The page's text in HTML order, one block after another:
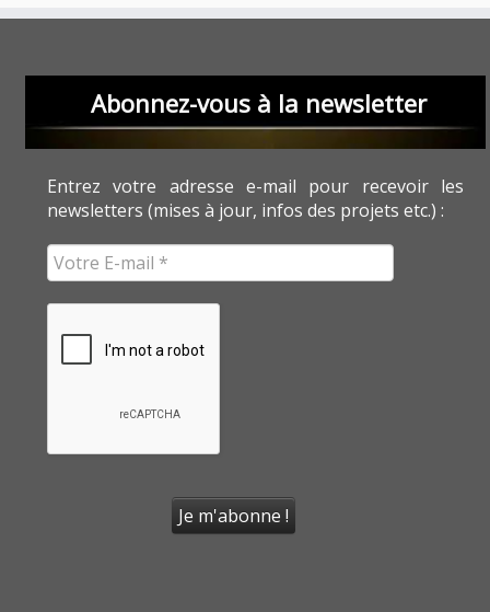
Abonnez-vous à la newsletter
Entrez votre adresse e-mail pour recevoir les
newsletters (mises à jour, infos des projets etc.) :